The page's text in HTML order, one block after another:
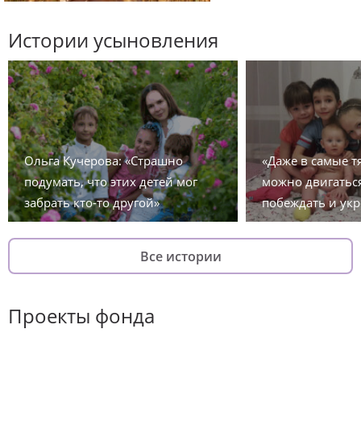
Истории усыновления
Ольга Кучерова: «Страшно
подумать, что этих детей мог
забрать кто-то другой»
«Даже в самые
можно
побеждать и
Все истории
Проекты фонда